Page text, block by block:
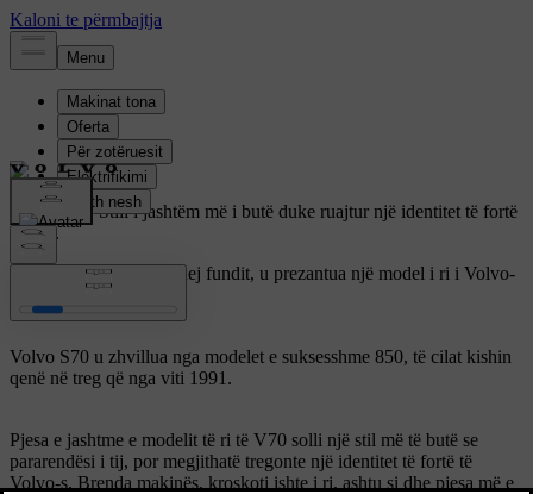
Volvo S70. Stili i jashtëm më i butë duke ruajtur një identitet të fortë
Volvo.
Kur viti 1996 po i afrohej fundit, u prezantua një model i ri i Volvo-
s, Volvo S70.
Volvo S70 u zhvillua nga modelet e suksesshme 850, të cilat kishin
qenë në treg që nga viti 1991.
Pjesa e jashtme e modelit të ri të V70 solli një stil më të butë se
pararendësi i tij, por megjithatë tregonte një identitet të fortë të
Volvo-s. Brenda makinës, kroskoti ishte i ri, ashtu si dhe pjesa më e